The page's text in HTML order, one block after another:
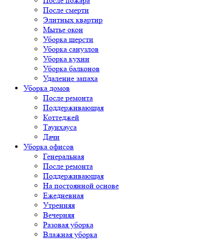
После смерти
Элитных квартир
Мытье окон
Уборка шерсти
Уборка санузлов
Уборка кухни
Уборка балконов
Удаление запаха
Уборка домов
После ремонта
Поддерживающая
Коттеджей
Таунхауса
Дачи
Уборка офисов
Генеральная
После ремонта
Поддерживающая
На постоянной основе
Ежедневная
Утренняя
Вечерняя
Разовая уборка
Влажная уборка